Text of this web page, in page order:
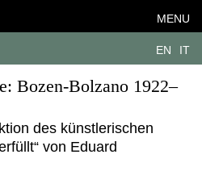
MENU
EN IT
Bozen-Bolzano 1922–
des künstlerischen
von Eduard